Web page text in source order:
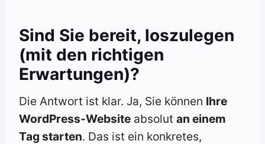
Sind Sie bereit, loszulegen
(mit den richtigen
Erwartungen)?
Die Antwort ist klar. Ja, Sie können Ihre
WordPress-Website absolut an einem
Tag starten. Das ist ein konkretes,